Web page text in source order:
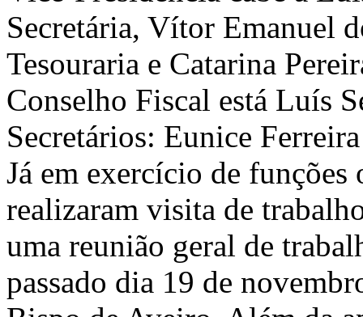
Secretária, Vítor Emanuel
Tesouraria e Catarina
Conselho Fiscal está Luís
Secretários: Eunice
Já em exercício de funções
realizaram visita de
uma reunião geral de
passado dia 19 de